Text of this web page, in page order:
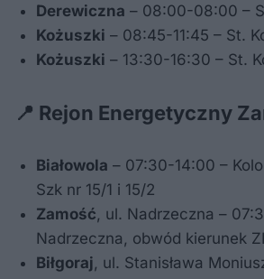
Derewiczna – 08:00-08:00 –
Kożuszki – 08:45-11:45 – St.
Kożuszki – 13:30-16:30 – St.
📍 Rejon Energetyczny
Białowola – 07:30-14:00 –
Szk nr 15/1 i 15/2
Zamość , ul. Nadrzeczna –
Nadrzeczna, obwód kierunek
Biłgoraj , ul. Stanisława